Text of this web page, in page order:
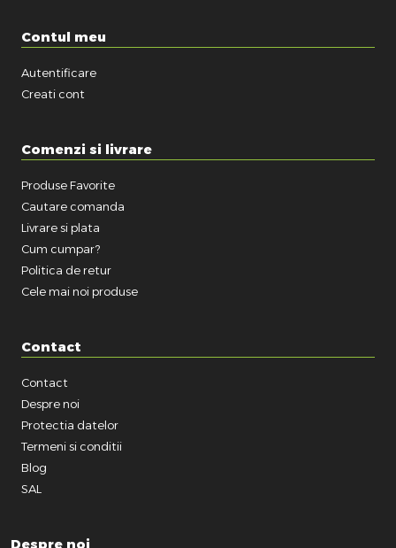
Contul meu
Autentificare
Creati cont
Comenzi si livrare
Produse Favorite
Cautare comanda
Livrare si plata
Cum cumpar?
Politica de retur
Cele mai noi produse
Contact
Contact
Despre noi
Protectia datelor
Termeni si conditii
Blog
SAL
Despre noi